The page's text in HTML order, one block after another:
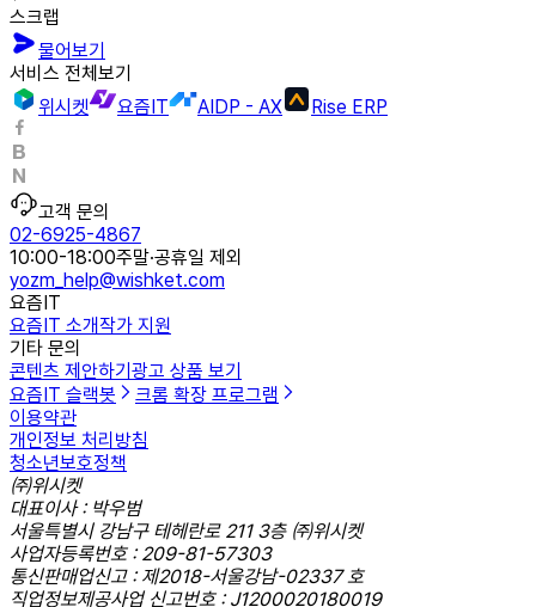
스크랩
물어보기
서비스 전체보기
위시켓
요즘IT AIDP - AX Rise ERP
고객 문의
02-6925-4867
10:00-18:00주말·공휴일 제외
yozm_help@wishket.com
요즘IT
요즘IT 소개작가 지원
기타 문의
콘텐츠 제안하기 광고 상품 보기
요즘IT 슬랙봇
크롬 확장 프로그램
이용약관
개인정보 처리방침
청소년보호정책
㈜위시켓
대표이사 : 박우범
서울특별시 강남구 테헤란로 211 3층 ㈜위시켓
사업자등록번호 : 209-81-57303
통신판매업신고 : 제2018-서울강남-02337 호
직업정보제공사업 신고번호 : J1200020180019